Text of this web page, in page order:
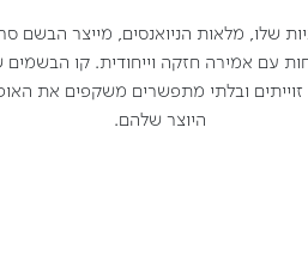
שלו, מלאות הניואנסים, מייצר הבשם
20 ניחוחות עם אמירה חזקה וייחודית. קו
זוייתים ובלתי מתפשרים משקפים את
היוצר שלהם.